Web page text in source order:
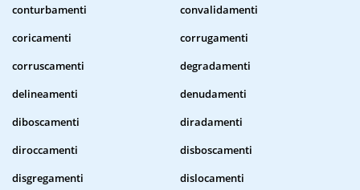
conturbamenti
convalidamenti
coricamenti
corrugamenti
corruscamenti
degradamenti
delineamenti
denudamenti
diboscamenti
diradamenti
diroccamenti
disboscamenti
disgregamenti
dislocamenti